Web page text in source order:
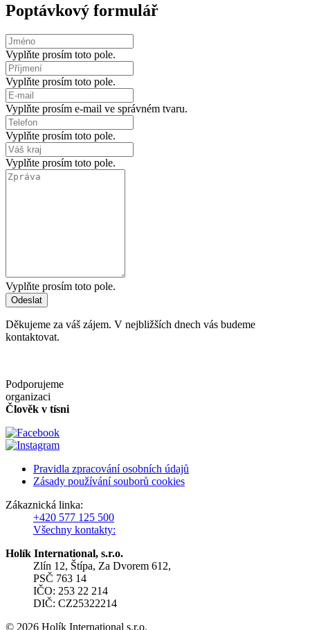
Poptávkový formulář
Vyplňte prosím toto pole.
Vyplňte prosím toto pole.
Vyplňte prosím e-mail ve správném tvaru.
Vyplňte prosím toto pole.
Vyplňte prosím toto pole.
Vyplňte prosím toto pole.
Odeslat
Děkujeme za váš zájem. V nejbližších dnech vás budeme
kontaktovat.
Podporujeme
organizaci
Člověk v tísni
Pravidla zpracování osobních údajů
Zásady používání souborů cookies
Zákaznická linka:
+420 577 125 500
Všechny kontakty:
Holík International, s.r.o.
Zlín 12, Štípa, Za Dvorem 612,
PSČ 763 14
IČO: 253 22 214
DIČ: CZ25322214
© 2026 Holík International s.r.o.